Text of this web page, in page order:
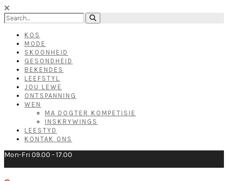
KOS
MODE
SKOONHEID
GESONDHEID
BEKENDES
LEEFSTYL
JOU LEWE
ONTSPANNING
WEN
MA DOGTER KOMPETISIE
INSKRYWINGS
LEESTYD
KONTAK ONS
Mon-Fri 09.00 - 17.00